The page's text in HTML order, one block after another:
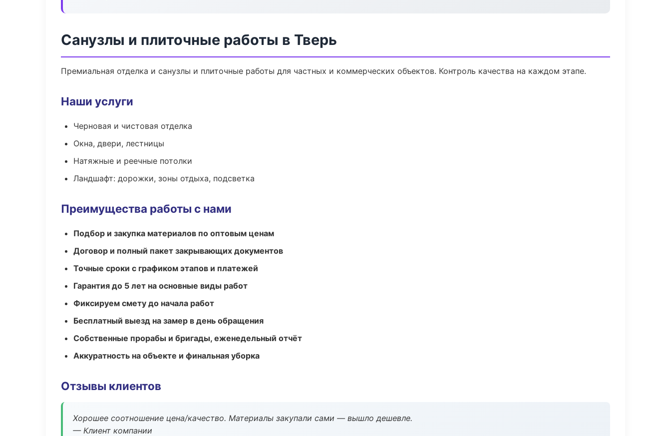
Санузлы и плиточные работы в Тверь
Премиальная отделка и санузлы и плиточные работы для частных и коммерческих объектов. Контроль качества на каждом этапе.
Наши услуги
Черновая и чистовая отделка
Окна, двери, лестницы
Натяжные и реечные потолки
Ландшафт: дорожки, зоны отдыха, подсветка
Преимущества работы с нами
Подбор и закупка материалов по оптовым ценам
Договор и полный пакет закрывающих документов
Точные сроки с графиком этапов и платежей
Гарантия до 5 лет на основные виды работ
Фиксируем смету до начала работ
Бесплатный выезд на замер в день обращения
Собственные прорабы и бригады, еженедельный отчёт
Аккуратность на объекте и финальная уборка
Отзывы клиентов
Хорошее соотношение цена/качество. Материалы закупали сами — вышло дешевле.
— Клиент компании